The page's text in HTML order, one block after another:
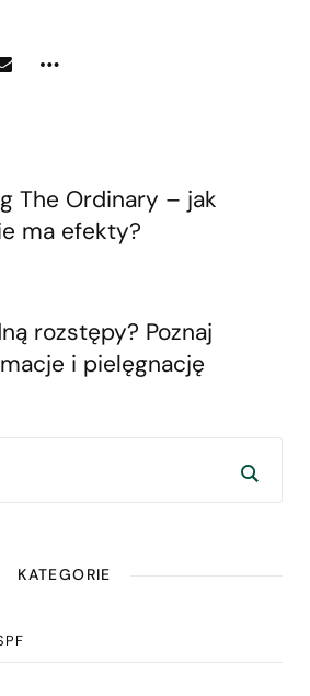
The Ordinary – jak
ma efekty?
rozstępy? Poznaj
i pielęgnację
KATEGORIE